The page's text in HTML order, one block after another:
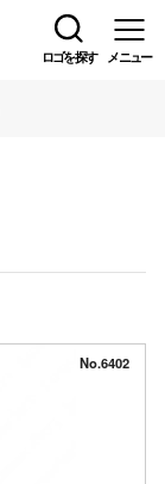
ロゴを探す メニュー
No.6402